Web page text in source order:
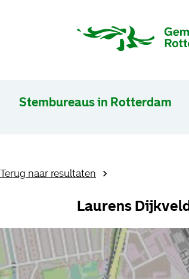
Stembureaus in Rotterdam
Terug naar resultaten
Laurens Dijkveld